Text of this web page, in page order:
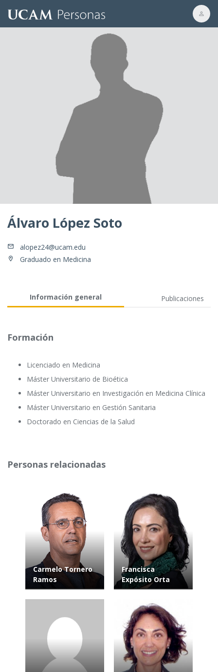
Álvaro López Soto
alopez24@ucam.edu
Graduado en Medicina
Información general Publicaciones
Formación
Licenciado en Medicina
Máster Universitario de Bioética
Máster Universitario en Investigación en Medicina Clínica
Máster Universitario en Gestión Sanitaria
Doctorado en Ciencias de la Salud
Personas relacionadas
Carmelo Tornero
Ramos
Francisca
Expósito Orta